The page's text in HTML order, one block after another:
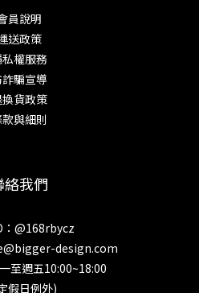
員說明
送政策
私權服務
詐騙宣導
換貨政策
與細則
絡我們
：@168rbycz
design.com
至週五10:00~18:00
假日例外)